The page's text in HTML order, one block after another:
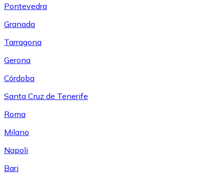
Pontevedra
Granada
Tarragona
Gerona
Córdoba
Santa Cruz de Tenerife
Roma
Milano
Napoli
Bari